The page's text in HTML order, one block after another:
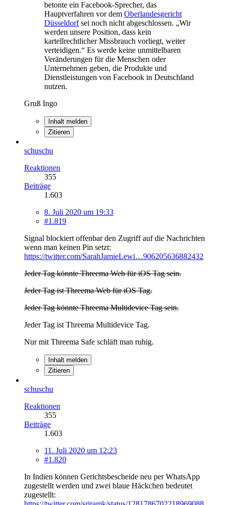
betonte ein Facebook-Sprecher, das
Hauptverfahren vor dem Oberlandesgericht
Düsseldorfsei noch nicht abgeschlossen. „Wir
werden unsere Position, dass kein
kartellrechtlicher Missbrauch vorliegt, weiter
verteidigen.“ Es werde keine unmittelbaren
Veränderungen für die Menschen oder
Unternehmen geben, die Produkte und
Dienstleistungen von Facebook in Deutschland
nutzen.
Gruß Ingo
Inhalt melden
Zitieren
schuschu
Reaktionen
355
Beiträge
1.603
8. Juli 2020 um 19:33
#1.819
Signal blockiert offenbar den Zugriff auf die Nachrichten
wenn man keinen Pin setzt:
https://twitter.com/SarahJamieLewi…906205636882432
Jeder Tag könnte Threema Web für iOS Tag sein.
Jeder Tag ist Threema Web für iOS Tag.
Jeder Tag könnte Threema Multidevice Tag sein.
Jeder Tag ist Threema Multidevice Tag.
Nur mit Threema Safe schläft man ruhig.
Inhalt melden
Zitieren
schuschu
Reaktionen
355
Beiträge
1.603
11. Juli 2020 um 12:23
#1.820
In Indien können Gerichtsbescheide neu per WhatsApp
zugestellt werden und zwei blaue Häckchen bedeutet
zugestellt: